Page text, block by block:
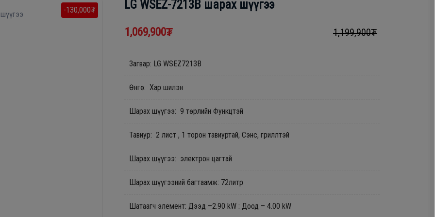
-130,000₮ LG WSEZ-7213B шарах шүүгээ
1,069,900₮ 1,199,900₮
Загвар: LG WSEZ7213B
Өнгө: Хар шилэн
Шарах шүүгээ: 9 төрлийн Функцтэй
Тавиур: 2 лист , 1 торон тавиуртай, Сэнс, гриллтэй
Шарах шүүгээ: электрон цагтай
Шарах шүүгээний багтаамж: 72литр
Шатаагч элемент: Дээд –2.90 kW : Доод – 4.00 kW